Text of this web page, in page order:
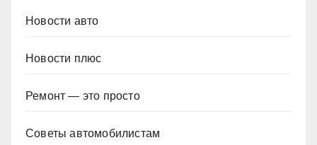
Новости авто
Новости плюс
Ремонт — это просто
Советы автомобилистам